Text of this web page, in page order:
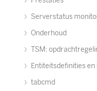
Serverstatus
Onderhoud
TSM:
Entiteitsdefinities en
tabcmd